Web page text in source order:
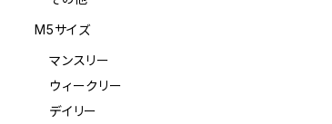
M5サイズ
マンスリー
ウィークリー
デイリー